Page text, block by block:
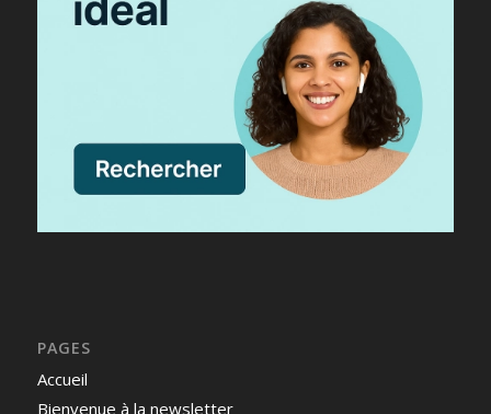
PAGES
Accueil
Bienvenue à la newsletter